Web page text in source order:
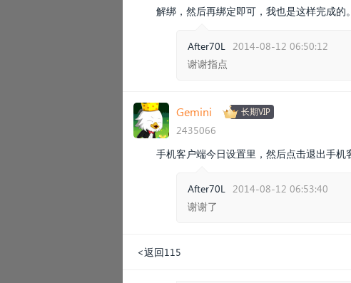
解绑，然后再绑定即可，我也是这样完成的。
After70L 2014-08-12 06:50:12
谢谢指点
Gemini 长期VIP
2435066
手机客户端今日设置里，然后点击退出手机
After70L 2014-08-12 06:53:40
谢谢了
<返回115